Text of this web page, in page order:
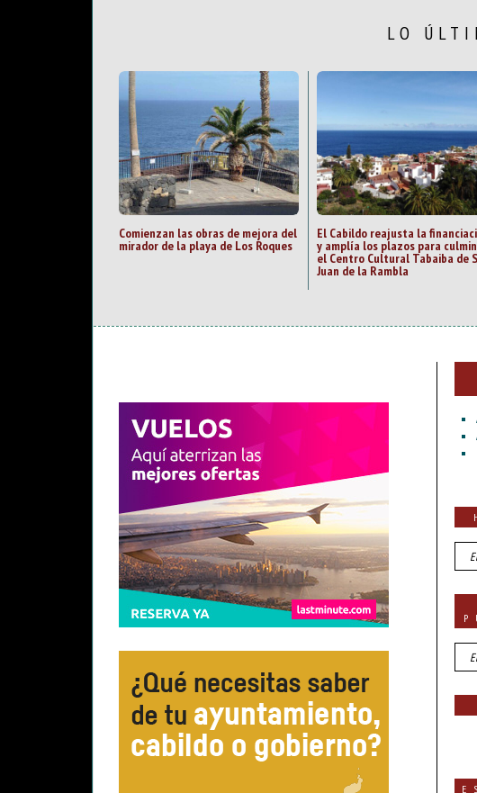
LO
Comienzan las obras de mejora del
mirador de la playa de Los Roques
El Cabildo reajusta la
y amplía los plazos para
el Centro Cultural Tabaiba de
Juan de la Rambla
DE
de
por